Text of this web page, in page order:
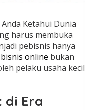
Ketahui Dunia
harus membuka
pebisnis hanya
bisnis online bukan
pelaku usaha kecil
di Era